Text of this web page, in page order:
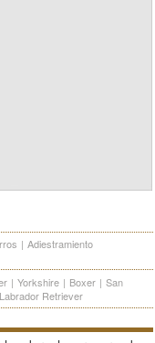
| Adiestramiento
| Yorkshire | Boxer | San
Labrador Retriever